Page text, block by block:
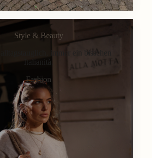
Style & Beauty
immer ein bisschen
Italianità.
Fashion